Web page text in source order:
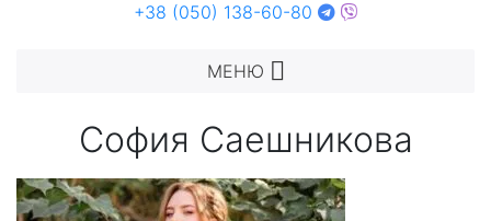
+38 (050) 138-60-80
МЕНЮ
София Саешникова